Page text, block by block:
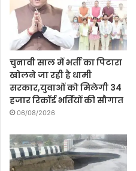
चुनावी साल में भर्ती का पिटारा
खोलने जा रही है धामी
सरकार,युवाओं को मिलेगी 34
हजार रिकॉर्ड भर्तियों की सौगात
06/08/2026